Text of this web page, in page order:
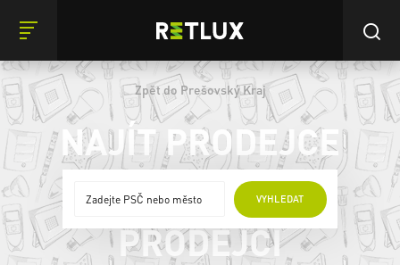
Zpět do Prešovský Kraj
NAJÍT PRODEJCE
VYHLEDAT
ONLINE
PRODEJCI